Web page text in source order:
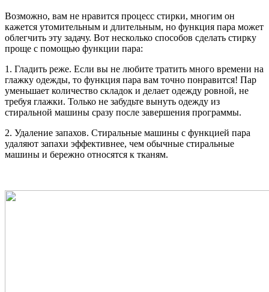
Возможно, вам не нравится процесс стирки, многим он
кажется утомительным и длительным, но функция пара может
облегчить эту задачу. Вот несколько способов сделать стирку
проще с помощью функции пара:
1. Гладить реже. Если вы не любите тратить много времени на
глажку одежды, то функция пара вам точно понравится! Пар
уменьшает количество складок и делает одежду ровной, не
требуя глажки. Только не забудьте вынуть одежду из
стиральной машины сразу после завершения программы.
2. Удаление запахов. Стиральные машины с функцией пара
удаляют запахи эффективнее, чем обычные стиральные
машины и бережно относятся к тканям.